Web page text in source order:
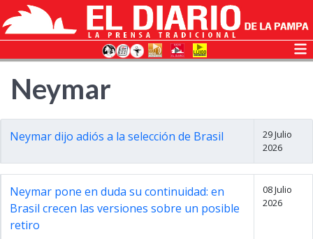
Neymar
Neymar dijo adiós a la selección de Brasil
29 Julio
2026
Neymar pone en duda su continuidad: en
Brasil crecen las versiones sobre un posible
retiro
08 Julio
2026